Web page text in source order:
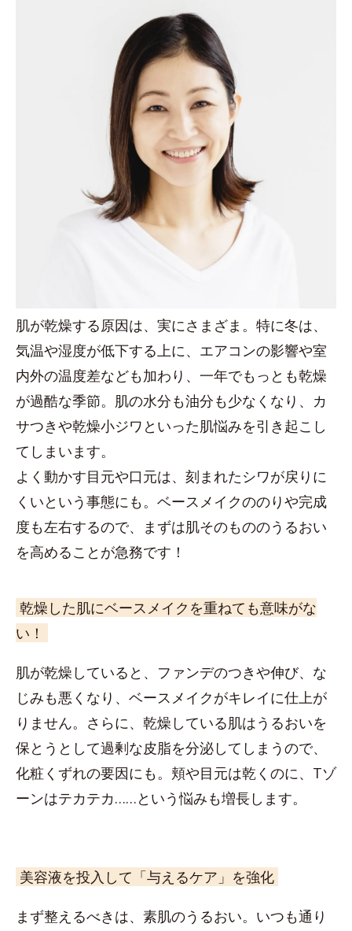
肌が乾燥する原因は、実にさまざま。特に冬は、
気温や湿度が低下する上に、エアコンの影響や室
内外の温度差なども加わり、一年でもっとも乾燥
が過酷な季節。肌の水分も油分も少なくなり、カ
サつきや乾燥小ジワといった肌悩みを引き起こし
てしまいます。
よく動かす目元や口元は、刻まれたシワが戻りに
くいという事態にも。ベースメイクののりや完成
度も左右するので、まずは肌そのもののうるおい
を高めることが急務です！
乾燥した肌にベースメイクを重ねても意味がな
い！
肌が乾燥していると、ファンデのつきや伸び、な
じみも悪くなり、ベースメイクがキレイに仕上が
りません。さらに、乾燥している肌はうるおいを
保とうとして過剰な皮脂を分泌してしまうので、
化粧くずれの要因にも。頬や目元は乾くのに、Tゾ
ーンはテカテカ……という悩みも増長します。
美容液を投入して「与えるケア」を強化
まず整えるべきは、素肌のうるおい。いつも通り